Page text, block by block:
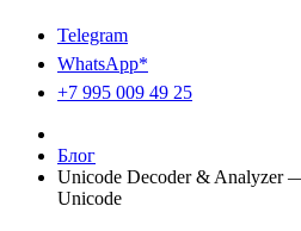
Telegram
WhatsApp*
+7 995 009 49 25
Блог
Unicode Decoder & Analyzer
Unicode